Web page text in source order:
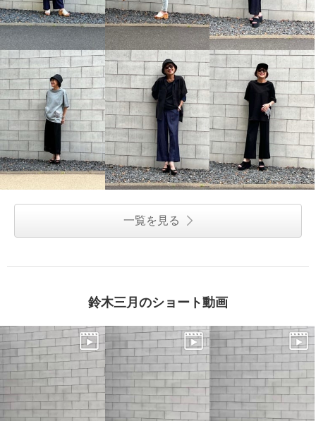
一覧を見る
鈴木三月のショート動画